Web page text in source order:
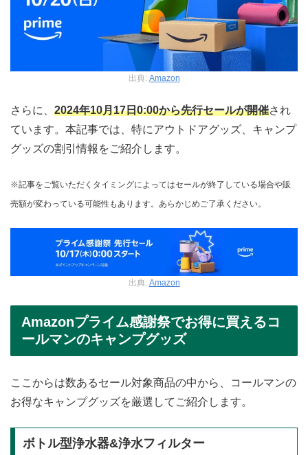
出典: Amazon
さらに、 2024年10月17日0:00から先行セールが開催され
ています。本記事では、特にアウトドアグッズ、キャンプ
グッズの割引情報をご紹介します。
※記事をご覧いただくタイミングによってはセールが終了している場合や販
売額が変わっている可能性もあります。あらかじめご了承ください。
出典: Amazon
Amazonプライム感謝祭でお得に買えるコ
ールマンのキャンプグッズ
ここからは数あるセール対象商品の中から、コールマンの
お得なキャンプグッズを厳選してご紹介します。
ボトル型浄水器&浄水フィルター